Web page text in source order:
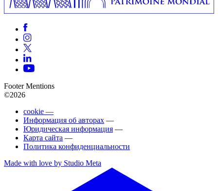
Footer Mentions
©2026
cookie —
Информация об авторах —
Юридическая информация —
Карта сайта —
Политика конфиденциальности
Made with love by Studio Meta